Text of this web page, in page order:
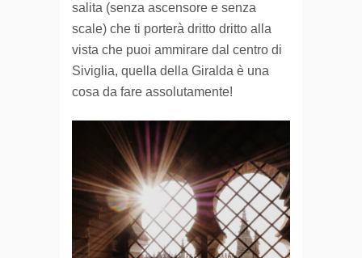
salita (senza ascensore e senza
scale) che ti porterà dritto dritto alla
vista che puoi ammirare dal centro di
Siviglia, quella della Giralda è una
cosa da fare assolutamente!